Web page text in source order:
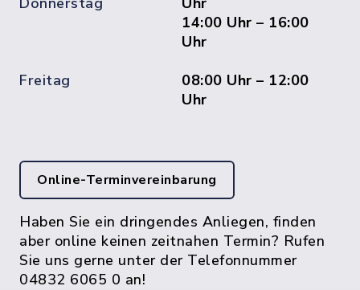
14:00 Uhr – 16:00
Uhr
Freitag
08:00 Uhr – 12:00
Uhr
Online-Terminvereinbarung
Haben Sie ein dringendes Anliegen, finden
aber online keinen zeitnahen Termin? Rufen
Sie uns gerne unter der Telefonnummer
04832 6065 0 an!